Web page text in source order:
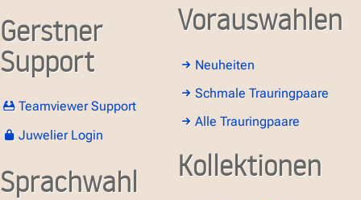
Gerstner
Support
Teamviewer Support
Juwelier Login
Sprachwahl
Vorauswahlen
Neuheiten
Schmale Trauringpaare
Alle Trauringpaare
Kollektionen